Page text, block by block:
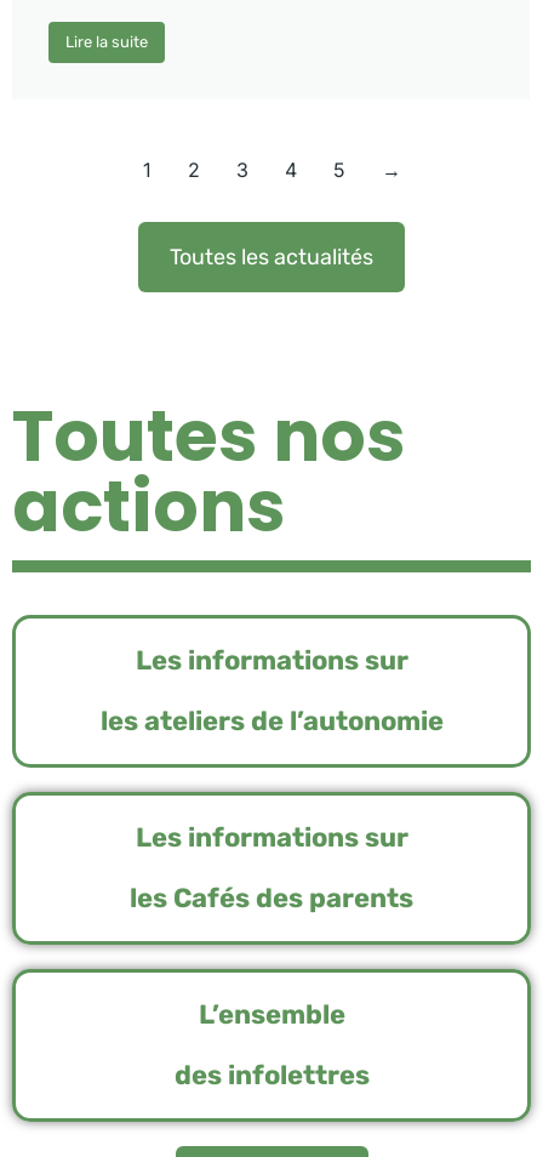
Lire la suite
1 2 3 4 5 →
Toutes les actualités
Toutes nos
actions
Les informations sur
les ateliers de l’autonomie
Les informations sur
les Cafés des parents
L’ensemble
des infolettres